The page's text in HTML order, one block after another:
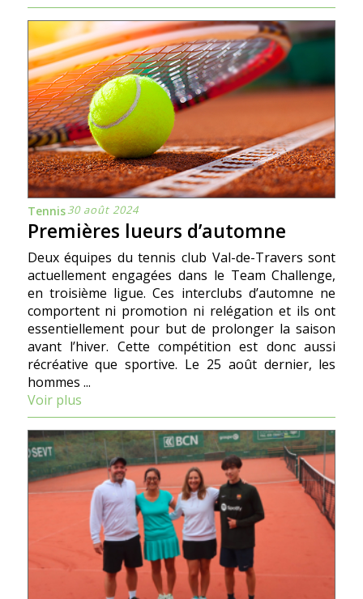
Tennis30 août 2024
Premières lueurs d’automne
Deux équipes du tennis club Val-de-Travers sont
actuellement engagées dans le Team Challenge,
en troisième ligue. Ces interclubs d’automne ne
comportent ni promotion ni relégation et ils ont
essentiellement pour but de prolonger la saison
avant l’hiver. Cette compétition est donc aussi
récréative que sportive. Le 25 août dernier, les
hommes ...
Voir plus